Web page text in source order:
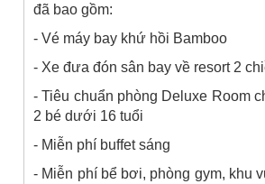
đã bao gồm:
- Vé máy bay khứ hồi Bamboo
- Xe đưa đón sân bay về resort 2
- Tiêu chuẩn phòng Deluxe Room
2 bé dưới 16 tuổi
- Miễn phí buffet sáng
- Miễn phí bể bơi, phòng gym, khu